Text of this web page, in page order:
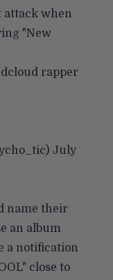
attack when
"New
rapper
July
name their
an album
a notification
close to